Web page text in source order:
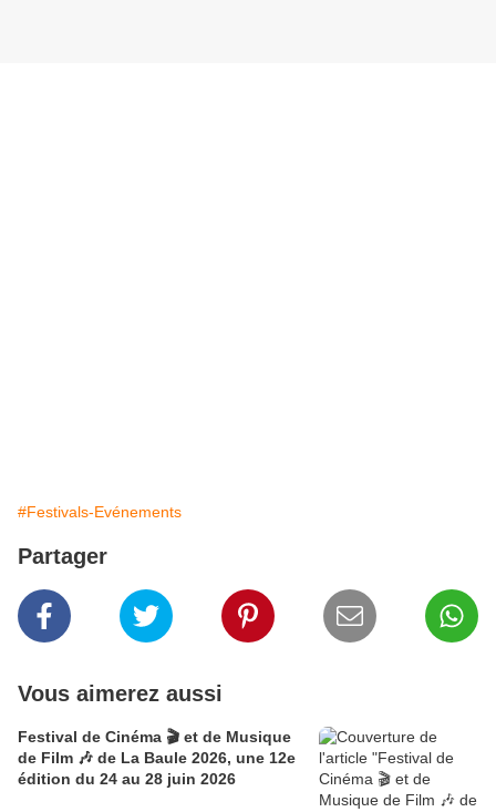
#Festivals-Evénements
Partager
Vous aimerez aussi
Festival de Cinéma 🎬 et de Musique
de Film 🎶 de La Baule 2026, une 12e
édition du 24 au 28 juin 2026